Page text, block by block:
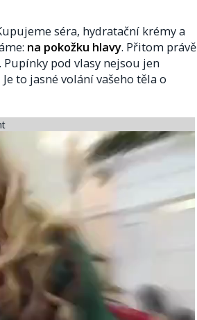
séra, hydratační krémy a
na pokožku hlavy. Přitom právě
pod vlasy nejsou jen
to jasné volání vašeho těla o